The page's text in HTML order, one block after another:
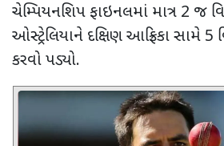
ચેમ્પિયનશિપ ફાઇનલમાં માત્ર 2 જ
ઓસ્ટ્રેલિયાને દક્ષિણ આફ્રિકા સામે 5
કરવો પડ્યો.